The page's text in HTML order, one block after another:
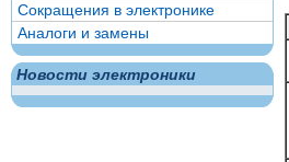
Сокращения в электронике
Аналоги и замены
Новости электроники